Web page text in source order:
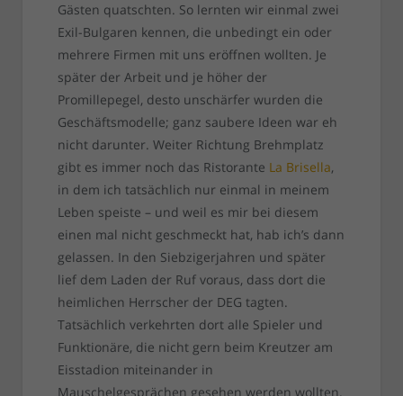
Gästen quatschten. So lernten wir einmal zwei
Exil-Bulgaren kennen, die unbedingt ein oder
mehrere Firmen mit uns eröffnen wollten. Je
später der Arbeit und je höher der
Promillepegel, desto unschärfer wurden die
Geschäftsmodelle; ganz saubere Ideen war eh
nicht darunter. Weiter Richtung Brehmplatz
gibt es immer noch das Ristorante La Brisella,
in dem ich tatsächlich nur einmal in meinem
Leben speiste – und weil es mir bei diesem
einen mal nicht geschmeckt hat, hab ich’s dann
gelassen. In den Siebzigerjahren und später
lief dem Laden der Ruf voraus, dass dort die
heimlichen Herrscher der DEG tagten.
Tatsächlich verkehrten dort alle Spieler und
Funktionäre, die nicht gern beim Kreutzer am
Eisstadion miteinander in
Mauschelgesprächen gesehen werden wollten.